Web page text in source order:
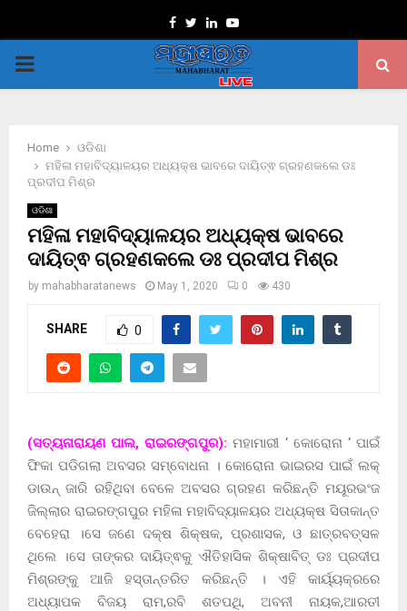
Facebook
TwitterLinkedinYoutube
PRIMARY
Home
ଓଡିଶା
ମହିଳା ମହାବିଦ୍ୟାଳୟର ଅଧ୍ୟକ୍ଷ ଭାବରେ ଦାୟିତ୍ଵ ଗ୍ରହଣକଲେ ଡଃ
ପ୍ରଦୀପ ମିଶ୍ର
ଓଡିଶା
ମହିଳା ମହାବିଦ୍ୟାଳୟର ଅଧ୍ୟକ୍ଷ ଭାବରେ
ଦାୟିତ୍ଵ ଗ୍ରହଣକଲେ ଡଃ ପ୍ରଦୀପ ମିଶ୍ର
by mahabharatanews May 1, 2020 0 430
SHARE 0
(ସତ୍ୟନାରାୟଣ ପାଲ, ରାଇରଙ୍ଗପୁର): ମହାମାରୀ ‘ କୋରୋନା ‘ ପାଇଁ
ଫିକା ପଡିଗଲା ଅବସର ସମ୍ବୋଧନା । କୋରୋନା ଭାଇରସ ପାଇଁ ଲକ୍
ଡାଉନ୍ ଜାରି ରହିଥିବା ବେଳେ ଅବସର ଗ୍ରହଣ କରିଛନ୍ତି ମୟୂରଭଂଜ
ଜିଲ୍ଲାର ରାଇରଙ୍ଗପୁର ମହିଳା ମହାବିଦ୍ୟାଳୟର ଅଧ୍ୟକ୍ଷ ସିତାକାନ୍ତ
ବେହେରା ।ସେ ଜଣେ ଦକ୍ଷ ଶିକ୍ଷକ, ପ୍ରଶାସକ, ଓ ଛାତ୍ରବତ୍ସଳ
ଥିଲେ ।ସେ ତାଙ୍କର ଦାୟିତ୍ଵକୁ ଐତିହାସିକ ଶିକ୍ଷାବିତ୍ ଡଃ ପ୍ରଦୀପ
ମିଶ୍ରଙ୍କୁ ଆଜି ହସ୍ତାନ୍ତରିତ କରିଛନ୍ତି । ଏହି କାର୍ୟ୍ୟକ୍ରରେ
ଅଧ୍ୟାପକ ବିଜୟ ରାମ,ରବି ଶତପଥି, ଅବନୀ ନାୟକ,ଆରତୀ